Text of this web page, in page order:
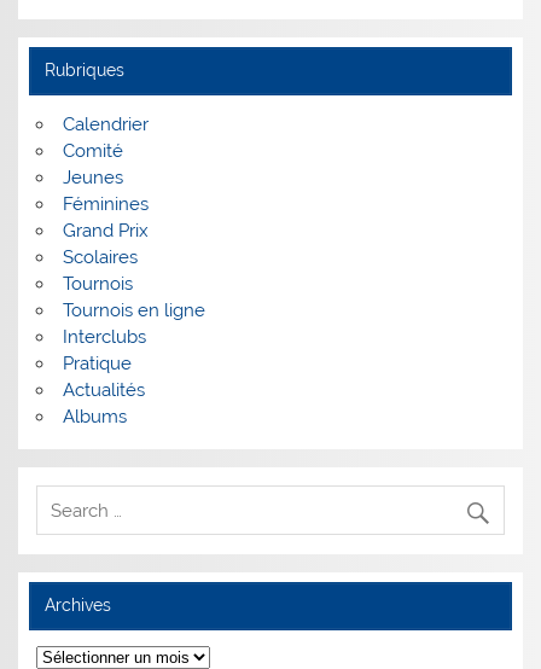
Rubriques
Calendrier
Comité
Jeunes
Féminines
Grand Prix
Scolaires
Tournois
Tournois en ligne
Interclubs
Pratique
Actualités
Albums
Archives
Archives